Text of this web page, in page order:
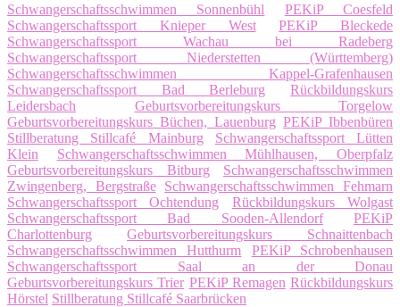
Schwangerschaftsschwimmen Sonnenbühl
PEKiP Coesfeld
Schwangerschaftssport Knieper West
PEKiP Bleckede
Schwangerschaftssport Wachau bei Radeberg
Schwangerschaftssport Niederstetten (Württemberg)
Schwangerschaftsschwimmen Kappel-Grafenhausen
Schwangerschaftssport Bad Berleburg
Rückbildungskurs
Leidersbach
Geburtsvorbereitungskurs Torgelow
Geburtsvorbereitungskurs Büchen, Lauenburg PEKiP Ibbenbüren
Stillberatung Stillcafé Mainburg
Schwangerschaftssport Lütten
Klein
Schwangerschaftsschwimmen Mühlhausen, Oberpfalz
Geburtsvorbereitungskurs Bitburg
Schwangerschaftsschwimmen
Zwingenberg, Bergstraße
Schwangerschaftsschwimmen Fehmarn
Schwangerschaftssport Ochtendung
Rückbildungskurs Wolgast
Schwangerschaftssport Bad Sooden-Allendorf
PEKiP
Charlottenburg
Geburtsvorbereitungskurs Schnaittenbach
Schwangerschaftsschwimmen Hutthurm
PEKiP Schrobenhausen
Schwangerschaftssport Saal an der Donau
Geburtsvorbereitungskurs Trier PEKiP Remagen Rückbildungskurs
Hörstel Stillberatung Stillcafé Saarbrücken